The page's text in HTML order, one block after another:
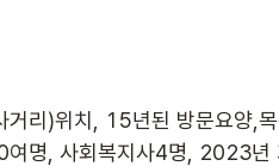
거리)위치, 15년된 방문요양,
명, 사회복지사4명, 2023년